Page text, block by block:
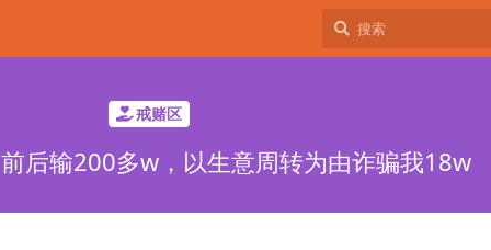
戒赌区
后输200多w，以生意周转为由诈骗我18w